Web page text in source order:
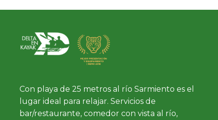
Con playa de 25 metros al río Sarmiento es el
lugar ideal para relajar. Servicios de
bar/restaurante, comedor con vista al río,